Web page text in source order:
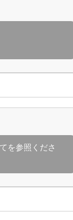
を参照くださ